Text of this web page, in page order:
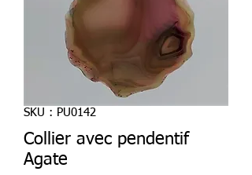
SKU : PU0142
Collier avec pendentif
Agate